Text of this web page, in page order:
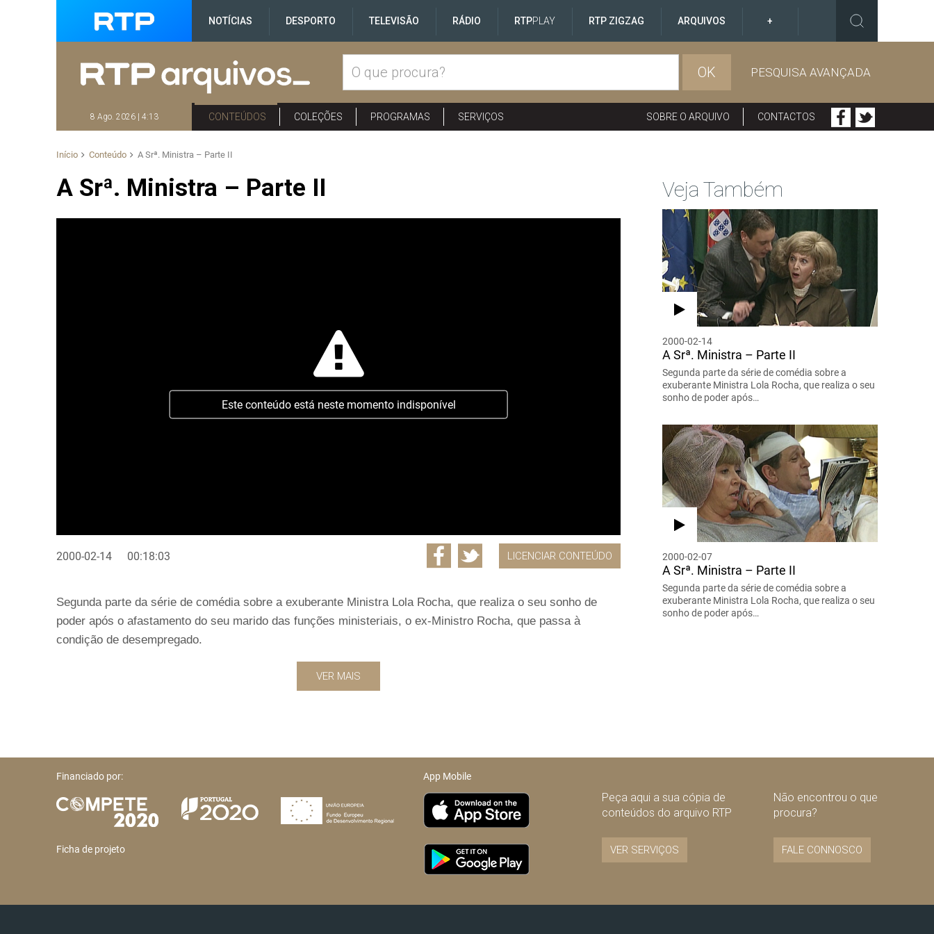
NOTÍCIAS DESPORTO TELEVISÃO RÁDIO RTPPLAY RTP ZIGZAG ARQUIVOS +
OK PESQUISA AVANÇADA
8 Ago. 2026 | 4:13 CONTEÚDOS COLEÇÕES PROGRAMAS SERVIÇOS SOBRE O ARQUIVO CONTACTOS
Início Conteúdo A Srª. Ministra – Parte II
A Srª. Ministra – Parte II
Este conteúdo está neste momento indisponível
2000-02-14 00:18:03 LICENCIAR CONTEÚDO
Segunda parte da série de comédia sobre a exuberante Ministra Lola Rocha, que realiza o seu sonho de
poder após o afastamento do seu marido das funções ministeriais, o ex-Ministro Rocha, que passa à
condição de desempregado.
VER MAIS
Veja Também
2000-02-14
A Srª. Ministra – Parte II
Segunda parte da série de comédia sobre a
exuberante Ministra Lola Rocha, que realiza o seu
sonho de poder após…
2000-02-07
A Srª. Ministra – Parte II
Segunda parte da série de comédia sobre a
exuberante Ministra Lola Rocha, que realiza o seu
sonho de poder após…
Financiado por:
Ficha de projeto
App Mobile
Peça aqui a sua cópia de
conteúdos do arquivo RTP
VER SERVIÇOS
Não encontrou o que
procura?
FALE CONNOSCO